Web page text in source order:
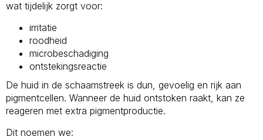
wat tijdelijk zorgt voor:
irritatie
roodheid
microbeschadiging
ontstekingsreactie
De huid in de schaamstreek is dun, gevoelig en rijk aan
pigmentcellen. Wanneer de huid ontstoken raakt, kan ze
reageren met extra pigmentproductie.
Dit noemen we: